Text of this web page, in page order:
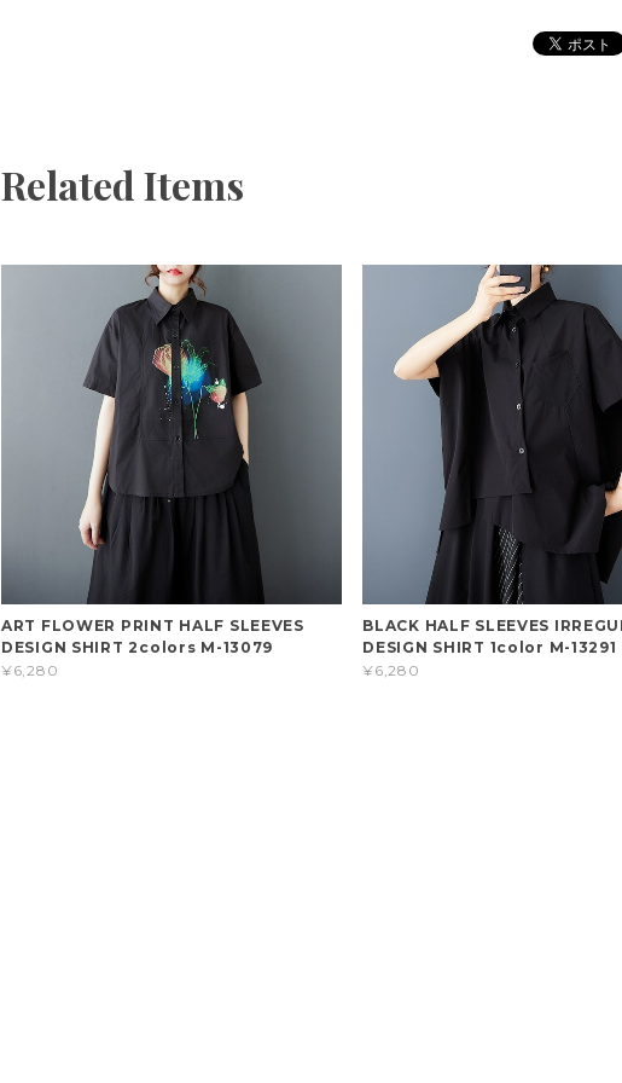
Related Items
ART FLOWER PRINT HALF SLEEVES
DESIGN SHIRT 2colors M-13079
¥6,280
BLACK HALF SLEEVES
DESIGN SHIRT 1color M-13291
¥6,280